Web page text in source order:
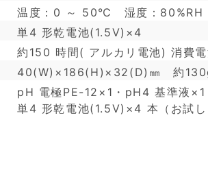
温度：0 ～ 50℃ 湿度：80%RH
単4 形乾電池(1.5V)×4
約150 時間( アルカリ電池) 消費
40(W)×186(H)×32(D)㎜ 約
pH 電極PE-12×1・pH4 基準液
単4 形乾電池(1.5V)×4 本（お試